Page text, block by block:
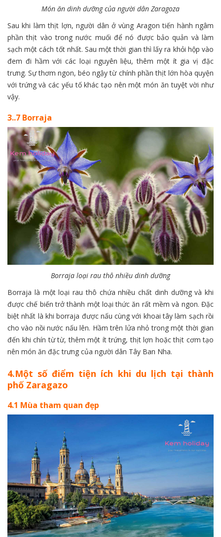
Món ăn dinh dưỡng của người dân Zaragoza
Sau khi làm thịt lợn, người dân ở vùng Aragon tiến hành ngâm
phần thịt vào trong nước muối để nó được bảo quản và làm
sạch một cách tốt nhất. Sau một thời gian thì lấy ra khỏi hộp vào
đem đi hầm với các loại nguyên liệu, thêm một ít gia vị đặc
trưng. Sự thơm ngon, béo ngậy từ chính phần thịt lớn hòa quyện
với trứng và các yếu tố khác tạo nên một món ăn tuyệt vời như
vậy.
3..7 Borraja
Borraja loại rau thô nhiều dinh dưỡng
Borraja là một loại rau thô chứa nhiều chất dinh dưỡng và khi
được chế biến trở thành một loại thức ăn rất mềm và ngon. Đặc
biệt nhất là khi borraja được nấu cùng với khoai tây làm sạch rồi
cho vào nồi nước nấu lên. Hầm trên lửa nhỏ trong một thời gian
đến khi chín từ từ, thêm một ít trứng, thịt lợn hoặc thịt cơm tạo
nên món ăn đặc trưng của người dân Tây Ban Nha.
4.Một số điểm tiện ích khi du lịch tại thành
phố Zaragazo
4.1 Mùa tham quan đẹp